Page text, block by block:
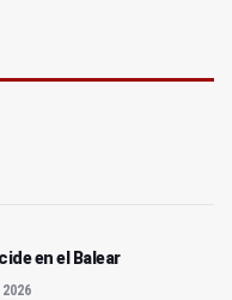
en el Balear
2026